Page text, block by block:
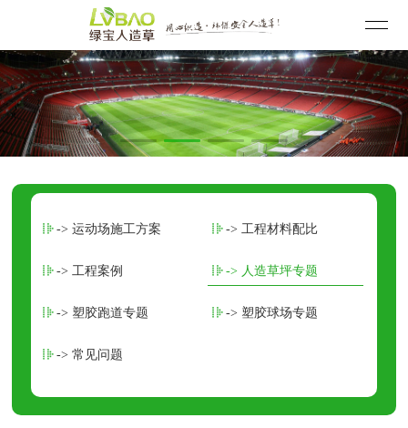
-> 运动场施工方案 -> 工程材料配比
-> 工程案例 -> 人造草坪专题
-> 塑胶跑道专题 -> 塑胶球场专题
-> 常见问题